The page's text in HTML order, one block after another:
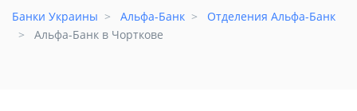
Банки Украины Альфа-Банк
Отделения Альфа-Банк
Альфа-Банк в Чорткове